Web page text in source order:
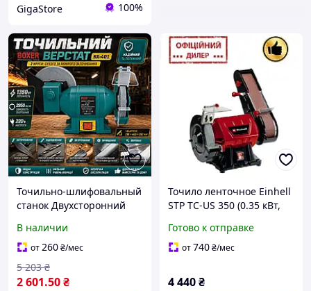
GigaStore 100%
Точильно-шлифовальный
станок Двухсторонний
Электрическая точилка
Электроточильный
станок
В наличии
от260₴/мес
2 601.50₴
5 203 ₴
Точило ленточное Einhell
STP TC-US 350 (0.35 кВт,
станок, Наждак гриндер
Готово к отправке
от740₴/мес
4 440₴